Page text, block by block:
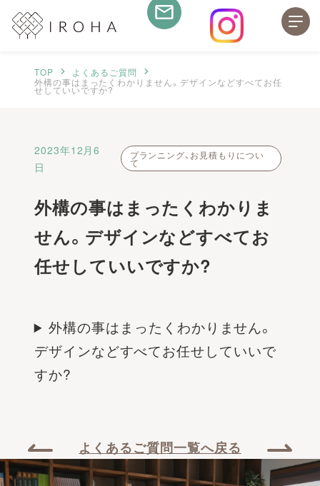
TOP
よくあるご質問
外構の事はまったくわかりません。デザインなどすべてお任
せしていいですか?
2023年12月6
日
プランニング、お見積もりについ
て
外構の事はまったくわかりま
せん。デザインなどすべてお
任せしていいですか?
外構の事はまったくわかりません。
デザインなどすべてお任せしていいで
すか?
よくあるご質問一覧へ戻る